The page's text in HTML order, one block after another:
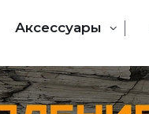
Аксессуары